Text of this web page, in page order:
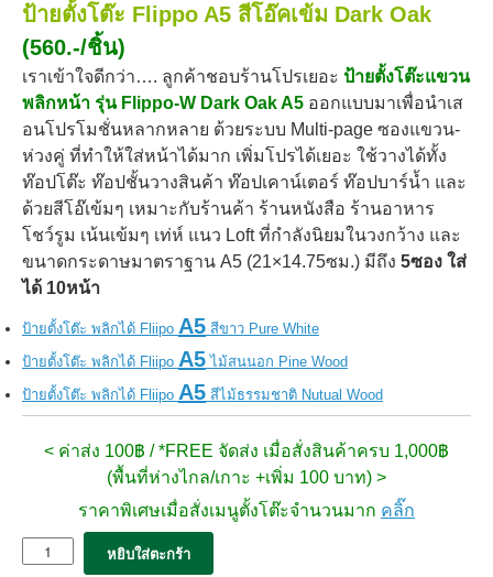
ป้ายตั้งโต๊ะ Flippo A5 สีโอ๊คเข้ม Dark Oak
(560.-/ชิ้น)
เราเข้าใจดีกว่า…. ลูกค้าชอบร้านโปรเยอะ ป้ายตั้งโต๊ะแขวน
พลิกหน้า รุ่น Flippo-W Dark Oak A5 ออกแบบมาเพื่อนำเส
อนโปรโมชั่นหลากหลาย ด้วยระบบ Multi-page ซองแขวน-
ห่วงคู่ ที่ทำให้ใส่หน้าได้มาก เพิ่มโปรได้เยอะ ใช้วางได้ทั้ง
ท๊อปโต๊ะ ท๊อปชั้นวางสินค้า ท๊อปเคาน์เตอร์ ท๊อปบาร์น้ำ และ
ด้วยสีโอ๊เข้มๆ เหมาะกับร้านค้า ร้านหนังสือ ร้านอาหาร
โชว์รูม เน้นเข้มๆ เท่ห์ แนว Loft ที่กำลังนิยมในวงกว้าง และ
ขนาดกระดาษมาตราฐาน A5 (21×14.75ซม.) มีถึง 5ซอง ใส่
ได้ 10หน้า
ป้ายตั้งโต๊ะ พลิกได้ Fliipo A5 สีขาว Pure White
ป้ายตั้งโต๊ะ พลิกได้ Fliipo A5 ไม้สนนอก Pine Wood
ป้ายตั้งโต๊ะ พลิกได้ Fliipo A5 สีไม้ธรรมชาติ Nutual Wood
< ค่าส่ง 100฿ / *FREE จัดส่ง เมื่อสั่งสินค้าครบ 1,000฿
(พื้นที่ห่างไกล/เกาะ +เพิ่ม 100 บาท) >
ราคาพิเศษเมื่อสั่งเมนูตั้งโต๊ะจำนวนมาก คลิ๊ก
จำนวน
ป้าย
หยิบใส่ตะกร้า